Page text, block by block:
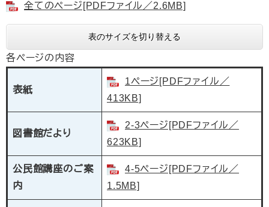
全てのページ[PDFファイル／2.6MB]
表のサイズを切り替える
各ページの内容
表紙
1ページ[PDFファイル／
413KB]
図書館だより
2-3ページ[PDFファイル／
623KB]
公民館講座のご案
内
4-5ページ[PDFファイル／
1.5MB]